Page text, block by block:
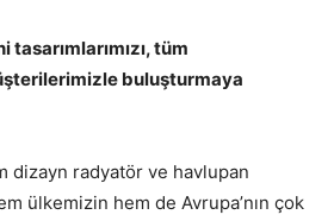
tasarımlarımızı, tüm
buluşturmaya
dizayn radyatör ve havlupan
ülkemizin hem de Avrupa’nın çok